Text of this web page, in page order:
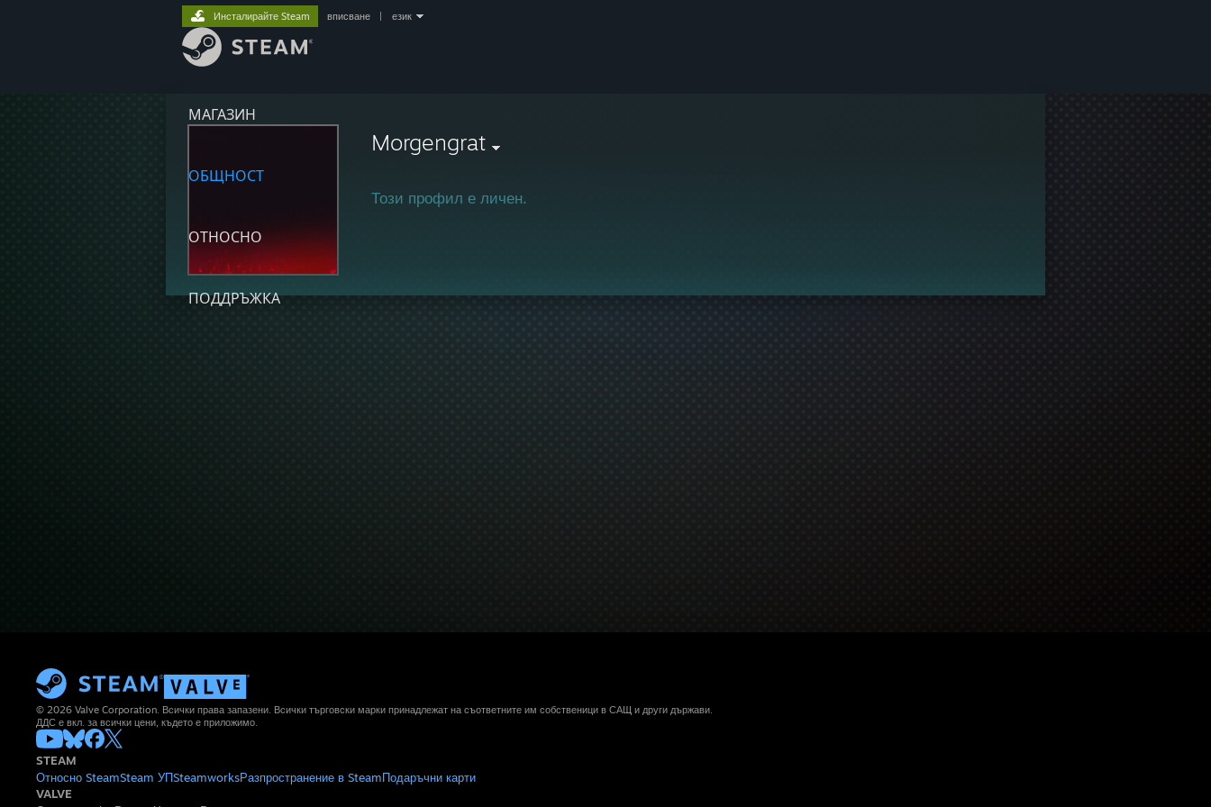
МАГАЗИН
ОБЩНОСТ
ОТНОСНО
ПОДДРЪЖКА
Инсталирайте Steam вписване език
Morgengrat
Този профил е личен.
© 2026 Valve Corporation. Всички права запазени. Всички търговски марки принадлежат на съответните им собственици в САЩ и други държави.
ДДС е вкл. за всички цени, където е приложимо.
STEAM
Относно SteamSteam УПSteamworksРазпространение в SteamПодаръчни карти
VALVE